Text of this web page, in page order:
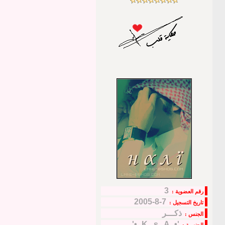
رقم العضوية : 3
تاريخ التسجيل : 7-8-2005
الجنس : ذكـــر